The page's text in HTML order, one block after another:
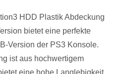
HDD Plastik Abdeckung
bietet eine perfekte
Version der PS3 Konsole.
ist aus hochwertigem
eine hohe Langlebigkeit